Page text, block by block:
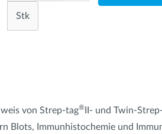
Stk
von Strep-tag®II- und Twin-
Blots, Immunhistochemie und